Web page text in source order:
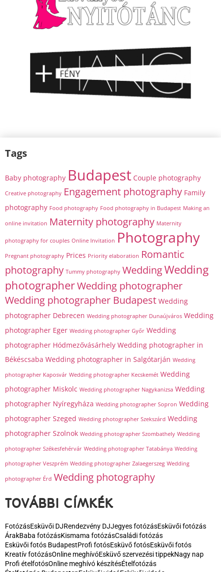
Tags
Baby photography Budapest Couple photography
Creative photography Engagement photography Family
photography Food photography Food photography in Budapest Making an
online invitation Maternity photography Maternity
photography for couples Online Invitation Photography
Pregnant photography Prices Priority elaboration Romantic
photography Tummy photography WeddingWedding
photographerWedding photographer
Wedding photographer Budapest Wedding
photographer Debrecen Wedding photographer Dunaújváros Wedding
photographer Eger Wedding photographer Győr Wedding
photographer Hódmezővásárhely Wedding photographer in
Békéscsaba Wedding photographer in Salgótarján Wedding
photographer Kaposvár Wedding photographer Kecskemét Wedding
photographer Miskolc Wedding photographer Nagykanizsa Wedding
photographer Nyíregyháza Wedding photographer Sopron Wedding
photographer Szeged Wedding photographer Szekszárd Wedding
photographer Szolnok Wedding photographer Szombathely Wedding
photographer Székesfehérvár Wedding photographer Tatabánya Wedding
photographer Veszprém Wedding photographer Zalaegerszeg Wedding
photographer Érd Wedding photography
TOVÁBBI CÍMKÉK
FotózásEsküvői DJRendezvény DJJegyes fotózásEsküvői fotózás
ÁrakBaba fotózásKismama fotózásCsaládi fotózás
Esküvői fotós BudapestProfi fotósEsküvő fotósEsküvői fotós
Kreatív fotózásOnline meghívóEsküvő szervezési tippekNagy nap
Profi ételfotósOnline meghívó készítésÉtelfotózás